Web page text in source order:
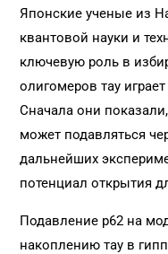
Японские ученые из
квантовой науки и
ключевую роль в
олигомеров тау играет
Сначала они
может подавляться
дальнейших
потенциал открытия
Подавление р62 на
накоплению тау в